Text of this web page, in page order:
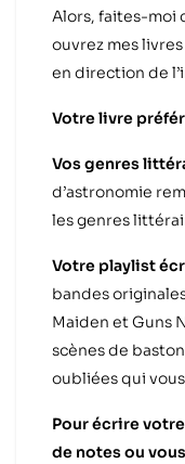
Alors, faites-moi
ouvrez mes
en direction de
Votre livre
Vos genres
d’astronomie
les genres
Votre playlist
bandes
Maiden et Guns
scènes de
oubliées qui
Pour écrire
de notes ou